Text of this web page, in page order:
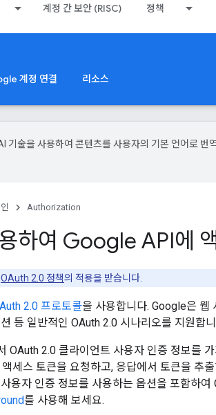
계정 간 보안 (RISC) 정책
계정 연결 리소스
기술을 사용하여 콘텐츠를 사용자의 기본 언어로 번
Authorization
하여 Google API에
OAuth 2.0 정책의 적용을 받습니다.
2.0 프로토콜을 사용합니다. Google은 웹
등 일반적인 OAuth 2.0 시나리오를 지원합
OAuth 2.0 클라이언트 사용자 인증 정보를
세스 토큰을 요청하고, 응답에서 토큰을 추
용자 인증 정보를 사용하는 옵션을 포함하
를 사용해 보세요.